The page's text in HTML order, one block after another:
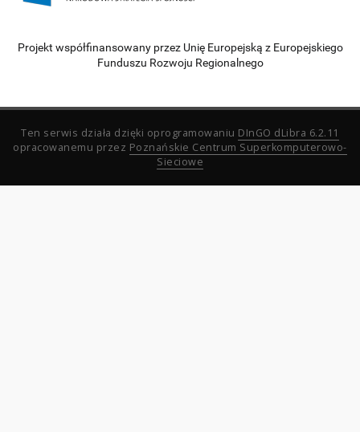
Projekt współfinansowany przez Unię Europejską z Europejskiego
Funduszu Rozwoju Regionalnego
Ten serwis działa dzięki oprogramowaniu DInGO dLibra 6.2.11
opracowanemu przez Poznańskie Centrum Superkomputerowo-
Sieciowe